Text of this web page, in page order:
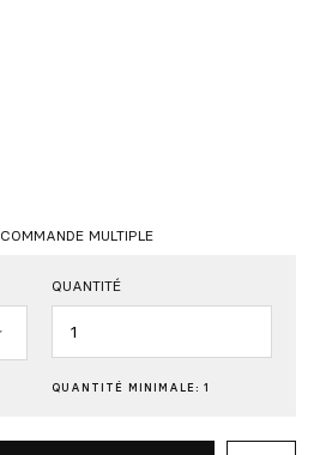
COMMANDE MULTIPLE
QUANTITÉ
Quantité
QUANTITÉ MINIMALE: 1